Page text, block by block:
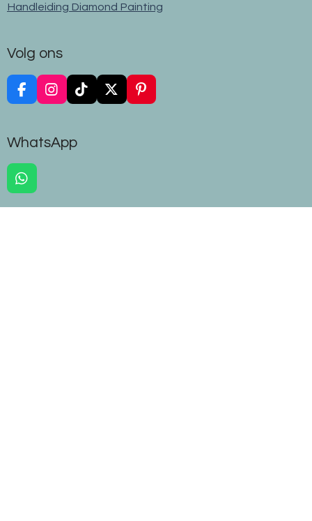
Handleiding Diamond Painting
Volg ons
F
a
e
b
o
o
k
I
n
a
T
i
X
P
i
WhatsApp
W
h
a